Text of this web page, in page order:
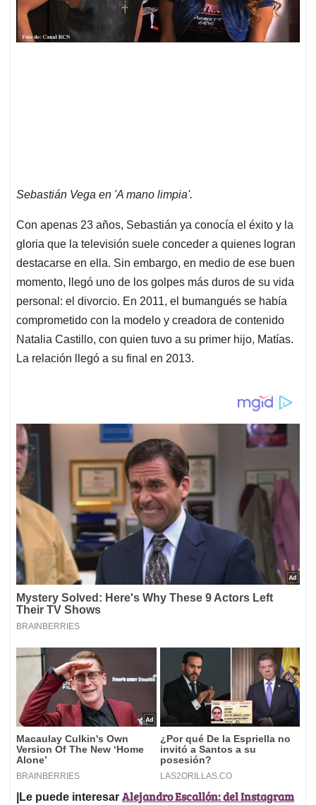
Sebastián Vega en 'A mano limpia'.
Con apenas 23 años, Sebastián ya conocía el éxito y la
gloria que la televisión suele conceder a quienes logran
destacarse en ella. Sin embargo, en medio de ese buen
momento, llegó uno de los golpes más duros de su vida
personal: el divorcio. En 2011, el bumangués se había
comprometido con la modelo y creadora de contenido
Natalia Castillo, con quien tuvo a su primer hijo, Matías.
La relación llegó a su final en 2013.
|Le puede interesar Alejandro Escallón: del Instagram